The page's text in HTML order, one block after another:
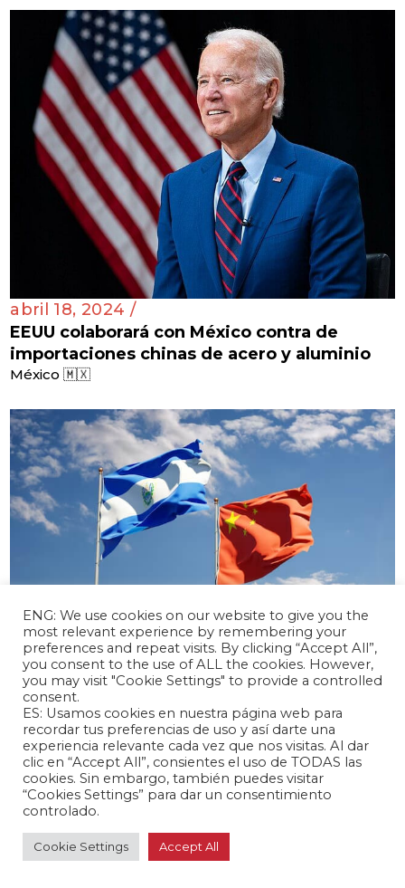
abril 18, 2024 /
EEUU colaborará con México contra de
importaciones chinas de acero y aluminio
México 🇲🇽
abril 17, 2024 /
El Salvador y China inician negociaciones
para un TLC
Latinoamérica 🌎
ENG: We use cookies on our website to give you the
most relevant experience by remembering your
preferences and repeat visits. By clicking “Accept All”,
you consent to the use of ALL the cookies. However,
you may visit "Cookie Settings" to provide a controlled
consent.
ES: Usamos cookies en nuestra página web para
recordar tus preferencias de uso y así darte una
experiencia relevante cada vez que nos visitas. Al dar
clic en “Accept All”, consientes el uso de TODAS las
cookies. Sin embargo, también puedes visitar
“Cookies Settings” para dar un consentimiento
controlado.
Cookie Settings Accept All